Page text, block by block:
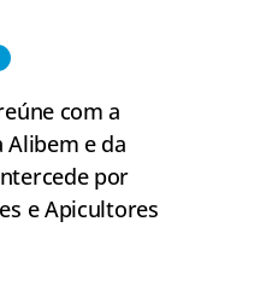
com a
Alibem e da
por
e Apicultores